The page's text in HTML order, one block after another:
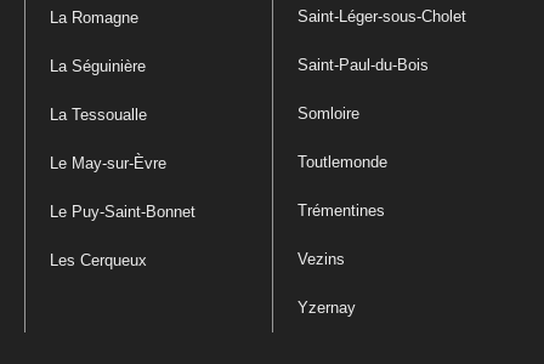
La Romagne
La Séguinière
La Tessoualle
Le May-sur-Èvre
Le Puy-Saint-Bonnet
Les Cerqueux
Saint-Léger-sous-Cholet
Saint-Paul-du-Bois
Somloire
Toutlemonde
Trémentines
Vezins
Yzernay